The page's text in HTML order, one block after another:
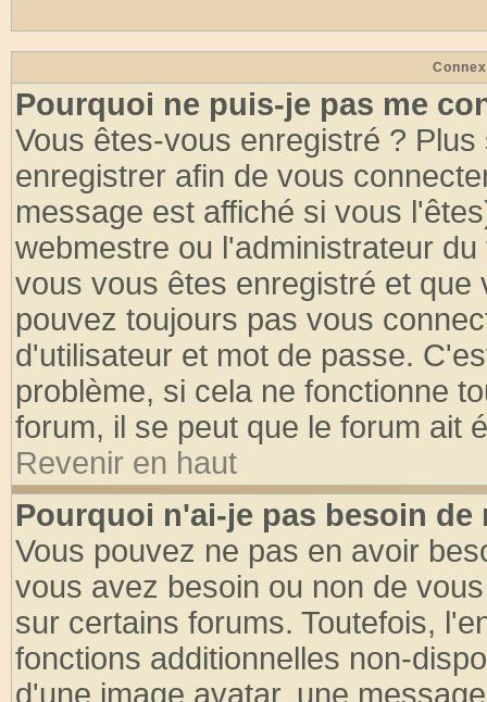
Pourquoi ne puis-je pas me
Vous êtes-vous enregistré ?
enregistrer afin de vous
message est affiché si vous
webmestre ou l'administrateur
vous vous êtes enregistré et
pouvez toujours pas vous
d'utilisateur et mot de passe.
problème, si cela ne fonctionne
forum, il se peut que le forum ait
Revenir en haut
Pourquoi n'ai-je pas besoin de
Vous pouvez ne pas en avoir
vous avez besoin ou non de
sur certains forums. Toutefois,
fonctions additionnelles non-
d'une image avatar, une